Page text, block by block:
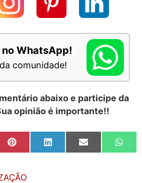
WhatsApp!
comunidade!
abaixo e participe da
opinião é importante!!
Share
on
Share
on
Share
on
Share
on